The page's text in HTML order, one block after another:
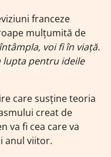
franceze
mulțumită de
voi fi în viață.
lupta pentru ideile
care susține teoria
creat de
va fi cea care va
anul viitor.